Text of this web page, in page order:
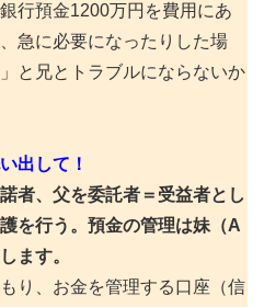
行預金1200万円を費用にあ
急に必要になったりした場
と兄とトラブルにならないか
出して！
者、父を委託者＝受益者とし
を行う。預金の管理は妹（A
ます。
り、お金を管理する口座（信